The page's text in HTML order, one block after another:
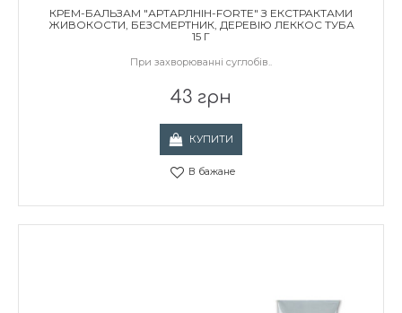
КРЕМ-БАЛЬЗАМ "АРТАРЛНІН-FORTE" З ЕКСТРАКТАМИ
ЖИВОКОСТИ, БЕЗСМЕРТНИК, ДЕРЕВІЮ ЛЕККОС ТУБА
15 Г
При захворюванні суглобів..
43 грн
КУПИТИ
В бажане